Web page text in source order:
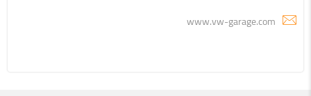
www.vw-garage.com